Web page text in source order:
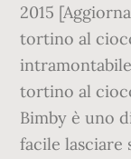
2015
tortino al
tortino al
Bimby è uno
facile